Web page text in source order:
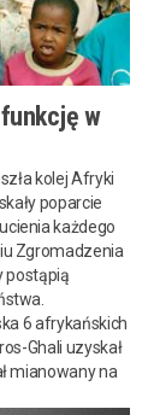
funkcję w
kolej Afryki
poparcie
każdego
Zgromadzenia
postąpią
6 afrykańskich
Ghali uzyskał
mianowany na